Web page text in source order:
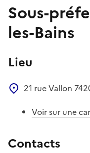
Sous-
les-Bains
Lieu
21 rue Vallon
Voir sur une
Contacts